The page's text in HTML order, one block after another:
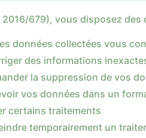
2016/679), vous disposez
données collectées vous
des informations
la suppression de vos
vos données dans un
certains traitements
temporairement un